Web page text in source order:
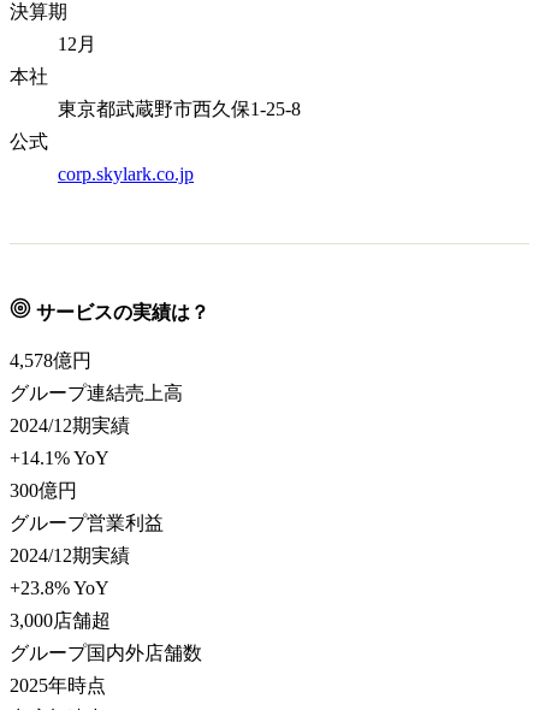
決算期
12月
本社
東京都武蔵野市西久保1-25-8
公式
corp.skylark.co.jp
サービスの実績は？
4,578億円
グループ連結売上高
2024/12期実績
+14.1% YoY
300億円
グループ営業利益
2024/12期実績
+23.8% YoY
3,000店舗超
グループ国内外店舗数
2025年時点